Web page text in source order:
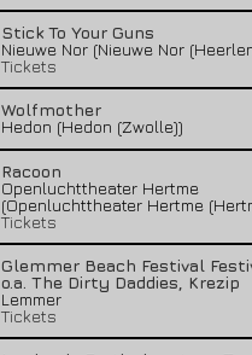
Stick To Your Guns
Nieuwe Nor (Nieuwe Nor
Tickets
Wolfmother
Hedon (Hedon (Zwolle))
Racoon
Openluchttheater Hertme
(Openluchttheater Hertme
Tickets
Glemmer Beach Festival
o.a. The Dirty Daddies, Krezip
Lemmer
Tickets